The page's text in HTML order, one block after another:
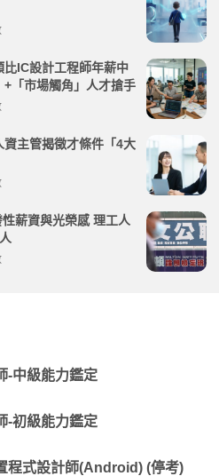
IC設計工程師年薪中
「市場觸角」人才搶手
主管揭徵才條件「4大
薪資與光榮感 理工人
-中級能力鑑定
-初級能力鑑定
程式設計師(Android) (停考)